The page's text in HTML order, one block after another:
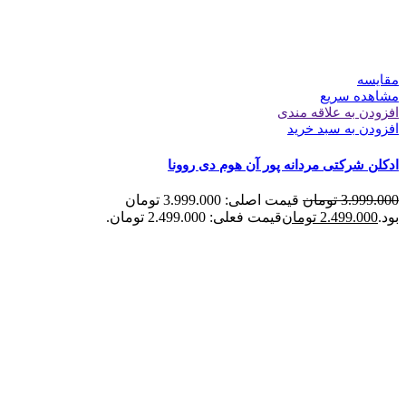
مقایسه
مشاهده سریع
افزودن به علاقه مندی
افزودن به سبد خرید
ادکلن شرکتی مردانه پور آن هوم دی روونا
3.999.000 تومان
قیمت اصلی: 3.999.000 تومان
بود.2.499.000 تومانقیمت فعلی: 2.499.000 تومان.